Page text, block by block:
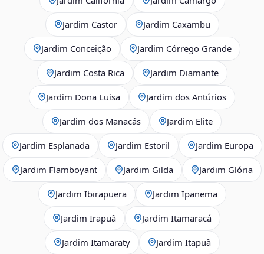
Jardim Castor Jardim Caxambu
Jardim Conceição Jardim Córrego Grande
Jardim Costa Rica Jardim Diamante
Jardim Dona Luisa Jardim dos Antúrios
Jardim dos Manacás Jardim Elite
Jardim Esplanada Jardim Estoril Jardim Europa
Jardim Flamboyant Jardim Gilda Jardim Glória
Jardim Ibirapuera Jardim Ipanema
Jardim Irapuã Jardim Itamaracá
Jardim Itamaraty Jardim Itapuã